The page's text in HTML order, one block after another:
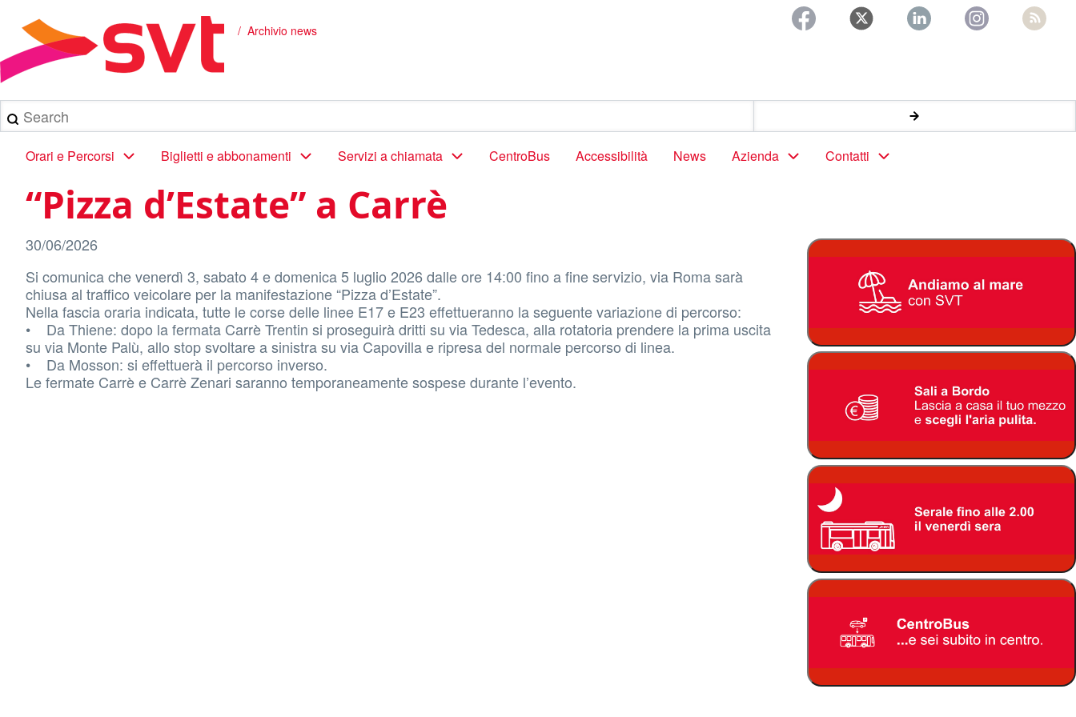
contenuto
principale
Briciole
di
pane
Archivio news
Search
Main
navigation
Orari e Percorsi Biglietti e abbonamenti Servizi a chiamata CentroBus Accessibilità News Azienda Contatti
“Pizza d’Estate” a Carrè
30/06/2026
Si comunica che venerdì 3, sabato 4 e domenica 5 luglio 2026 dalle ore 14:00 fino a fine servizio, via Roma sarà
chiusa al traffico veicolare per la manifestazione “Pizza d’Estate”.
Nella fascia oraria indicata, tutte le corse delle linee E17 e E23 effettueranno la seguente variazione di percorso:
• Da Thiene: dopo la fermata Carrè Trentin si proseguirà dritti su via Tedesca, alla rotatoria prendere la prima uscita
su via Monte Palù, allo stop svoltare a sinistra su via Capovilla e ripresa del normale percorso di linea.
• Da Mosson: si effettuerà il percorso inverso.
Le fermate Carrè e Carrè Zenari saranno temporaneamente sospese durante l’evento.